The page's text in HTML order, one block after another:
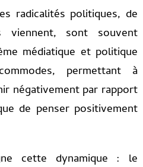
radicalités politiques, de
viennent, sont souvent
médiatique et politique
permettant à
négativement par rapport
de penser positivement
cette dynamique : le